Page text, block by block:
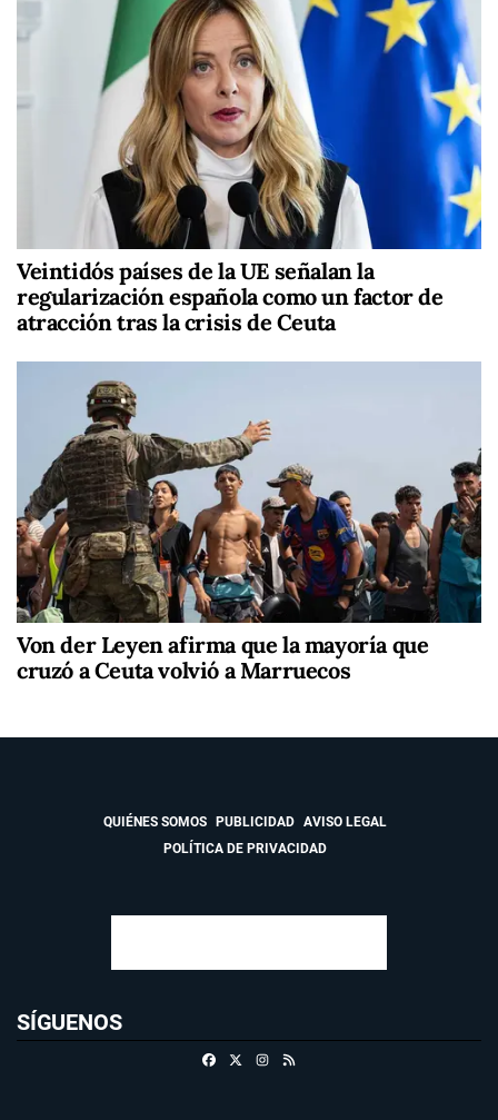
Veintidós países de la UE señalan la
regularización española como un factor de
atracción tras la crisis de Ceuta
Von der Leyen afirma que la mayoría que
cruzó a Ceuta volvió a Marruecos
QUIÉNES SOMOS PUBLICIDAD
AVISO LEGAL
POLÍTICA DE PRIVACIDAD
SÍGUENOS
FacebookInstagram